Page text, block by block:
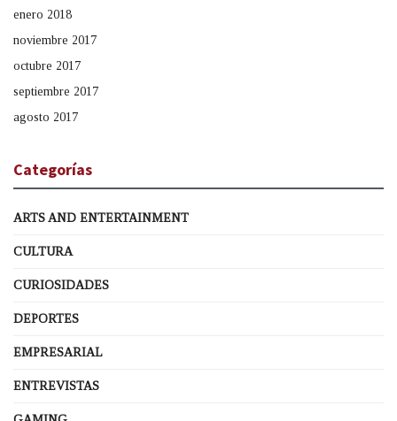
enero 2018
noviembre 2017
octubre 2017
septiembre 2017
agosto 2017
Categorías
ARTS AND ENTERTAINMENT
CULTURA
CURIOSIDADES
DEPORTES
EMPRESARIAL
ENTREVISTAS